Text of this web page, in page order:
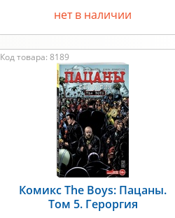
нет в наличии
Код товара: 8189
Комикс The Boys: Пацаны.
Том 5. Героргия